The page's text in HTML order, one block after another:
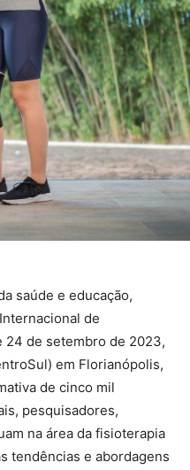
saúde e educação,
de
24 de setembro de 2023,
em Florianópolis,
de cinco mil
pesquisadores,
na área da fisioterapia
tendências e abordagens